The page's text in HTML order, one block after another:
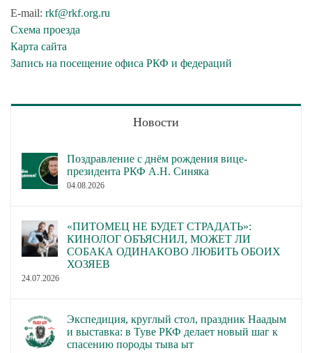
E-mail: rkf@rkf.org.ru
Схема проезда
Карта сайта
Запись на посещение офиса РКФ и федераций
Новости
Поздравление с днём рождения вице-
президента РКФ А.Н. Синяка
04.08.2026
«ПИТОМЕЦ НЕ БУДЕТ СТРАДАТЬ»:
КИНОЛОГ ОБЪЯСНИЛ, МОЖЕТ ЛИ
СОБАКА ОДИНАКОВО ЛЮБИТЬ ОБОИХ
ХОЗЯЕВ
24.07.2026
Экспедиция, круглый стол, праздник Наадым
и выставка: в Туве РКФ делает новый шаг к
спасению породы тыва ыт